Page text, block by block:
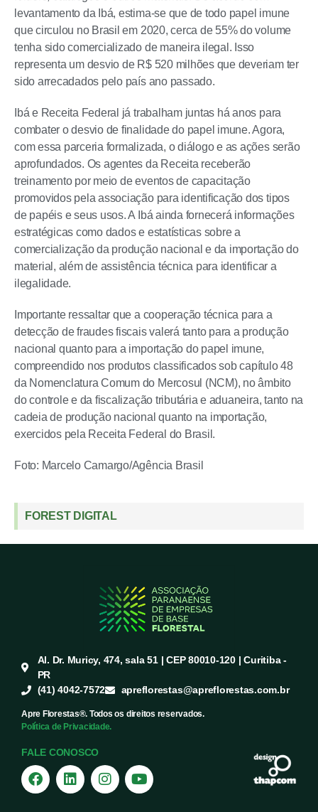
levantamento da Ibá, estima-se que de todo papel imune
que circulou no Brasil em 2020, cerca de 55% do volume
tenha sido comercializado de maneira ilegal. Isso
representa um desvio de R$ 520 milhões que deveriam ter
sido arrecadados pelo país ano passado.
Ibá e Receita Federal já trabalham juntas há anos para
combater o desvio de finalidade do papel imune. Agora,
com essa parceria formalizada, o diálogo e as ações serão
aprofundados. Os agentes da Receita receberão
treinamento por meio de eventos de capacitação
promovidos pela associação para identificação dos tipos
de papéis e seus usos. A Ibá ainda fornecerá informações
estratégicas como dados e estatísticas sobre a
comercialização da produção nacional e da importação do
material, além de assistência técnica para identificar a
ilegalidade.
Importante ressaltar que a cooperação técnica para a
detecção de fraudes fiscais valerá tanto para a produção
nacional quanto para a importação do papel imune,
compreendido nos produtos classificados sob capítulo 48
da Nomenclatura Comum do Mercosul (NCM), no âmbito
do controle e da fiscalização tributária e aduaneira, tanto na
cadeia de produção nacional quanto na importação,
exercidos pela Receita Federal do Brasil.
Foto: Marcelo Camargo/Agência Brasil
FOREST DIGITAL
Al. Dr. Muricy, 474, sala 51 | CEP 80010-120 | Curitiba -
PR
(41) 4042-7572
apreflorestas@apreflorestas.com.br
Apre Florestas®. Todos os direitos reservados.
Política de Privacidade.
FALE CONOSCO